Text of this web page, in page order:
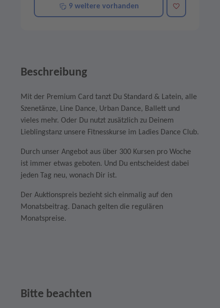
9 weitere vorhanden Merken
Beschreibung
Mit der Premium Card tanzt Du Standard & Latein, alle
Szenetänze, Line Dance, Urban Dance, Ballett und
vieles mehr. Oder Du nutzt zusätzlich zu Deinem
Lieblingstanz unsere Fitnesskurse im Ladies Dance Club.
Durch unser Angebot aus über 300 Kursen pro Woche
ist immer etwas geboten. Und Du entscheidest dabei
jeden Tag neu, wonach Dir ist.
Der Auktionspreis bezieht sich einmalig auf den
Monatsbeitrag. Danach gelten die regulären
Monatspreise.
Bitte beachten